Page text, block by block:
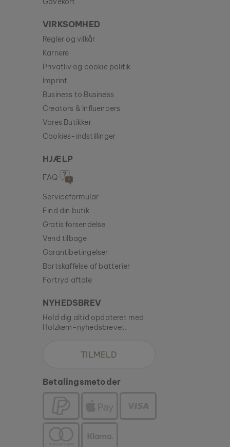
VIRKSOMHED
Regler og vilkår
Karriere
Privatliv og cookie politik
Imprint
Business to Business
Creators & Influencers
Vores Butikker
Cookies-indstillinger
HJÆLP
FAQ
Serviceformular
Find din butik
Gratis forsendelse
Vend tilbage
Garantibetingelser
Bortskaffelse af batterier
Fortryd aftale
NYHEDSBREV
Hold dig altid opdateret med
Holzkern-nyhedsbrevet.
TILMELD
Betalingsmetoder